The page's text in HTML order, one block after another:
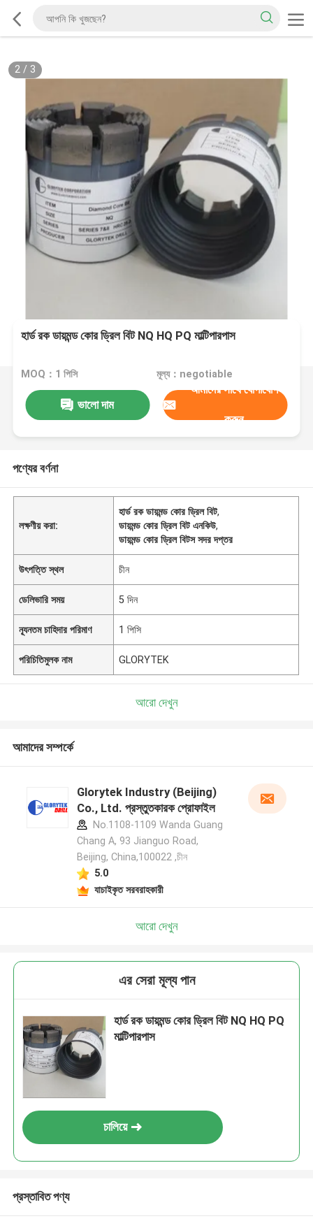
2/ 3
হার্ড রক ডায়মন্ড কোর ড্রিল বিট NQ HQ PQ মাল্টিপারপাস
MOQ：1 পিসি মূল্য：negotiable
ভালো দাম
আমাদের সাথে যোগাযোগ
করুন
পণ্যের বর্ণনা
লক্ষণীয় করা:
হার্ড রক ডায়মন্ড কোর ড্রিল বিট,
ডায়মন্ড কোর ড্রিল বিট এনকিউ,
ডায়মন্ড কোর ড্রিল বিটস সদর দপ্তর
উৎপত্তি স্থল চীন
ডেলিভারি সময় 5 দিন
ন্যূনতম চাহিদার পরিমাণ 1 পিসি
পরিচিতিমুলক নাম GLORYTEK
আরো দেখুন
আমাদের সম্পর্কে
Glorytek Industry (Beijing)
Co., Ltd. প্রস্তুতকারক প্রোফাইল
No.1108-1109 Wanda Guang
Chang A, 93 Jianguo Road,
Beijing, China,100022 ,চীন
5.0
যাচাইকৃত সরবরাহকারী
আরো দেখুন
এর সেরা মূল্য পান
হার্ড রক ডায়মন্ড কোর ড্রিল বিট NQ HQ PQ
মাল্টিপারপাস
চালিয়ে
প্রস্তাবিত পণ্য